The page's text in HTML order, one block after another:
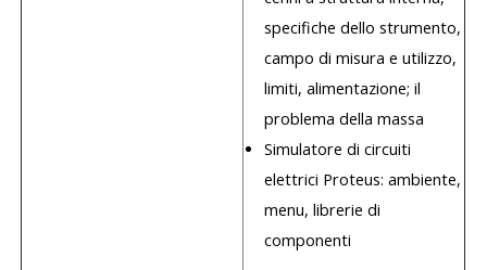
specifiche dello strumento,
campo di misura e utilizzo,
limiti, alimentazione; il
problema della massa
Simulatore di circuiti
elettrici Proteus: ambiente,
menu, librerie di
componenti